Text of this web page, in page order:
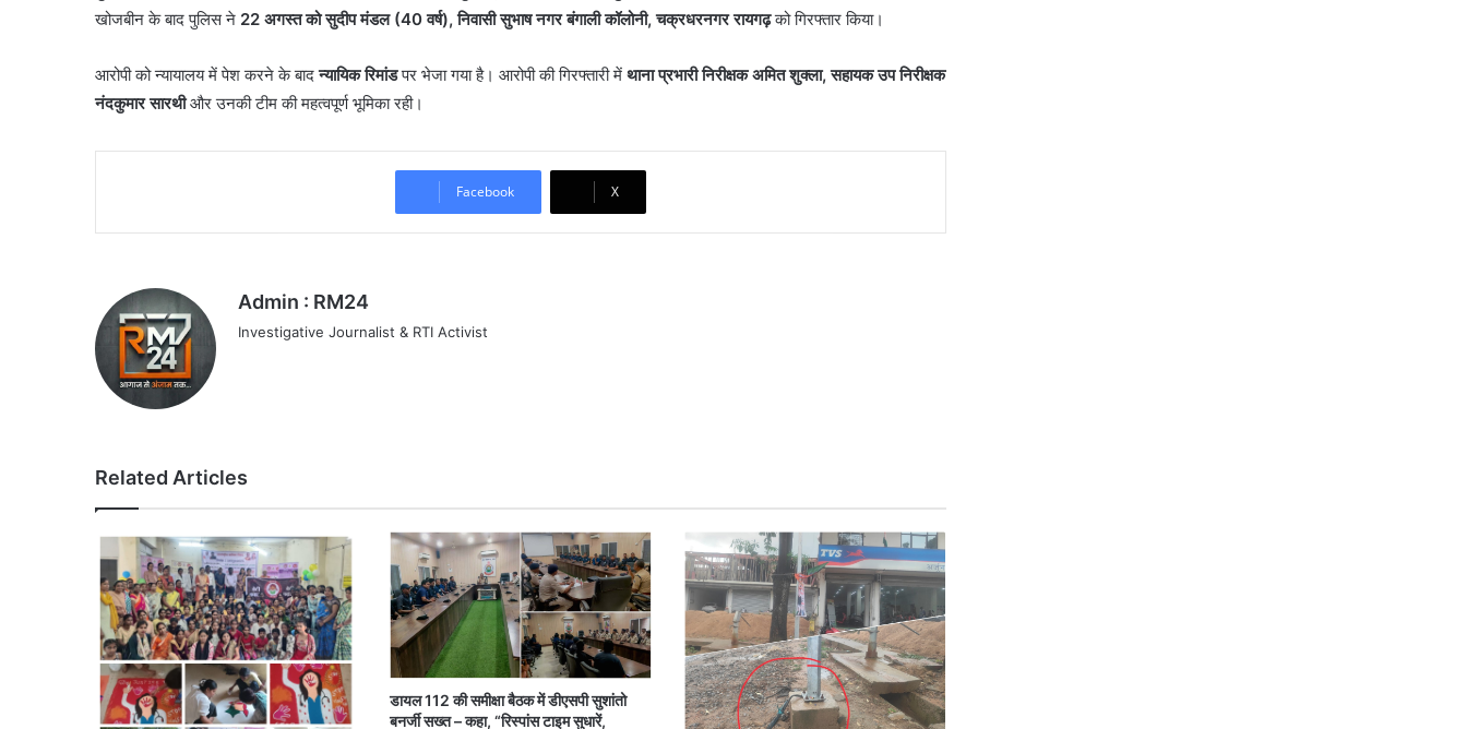
खोजबीन के बाद पुलिस ने 22 अगस्त को सुदीप मंडल (40 वर्ष), निवासी सुभाष नगर बंगाली कॉलोनी, चक्रधरनगर रायगढ़को गिरफ्तार किया।
आरोपी को न्यायालय में पेश करने के बादन्यायिक रिमांडपर भेजा गया है। आरोपी की गिरफ्तारी में थाना प्रभारी निरीक्षक अमित शुक्ला, सहायक उप निरीक्षक
नंदकुमार सारथीऔर उनकी टीम की महत्वपूर्ण भूमिका रही।
Facebook X
Admin : RM24
Investigative Journalist & RTI Activist
Related Articles
डायल 112 की समीक्षा बैठक में डीएसपी सुशांतो
बनर्जी सख्त – कहा, “रिस्पांस टाइम सुधारें,